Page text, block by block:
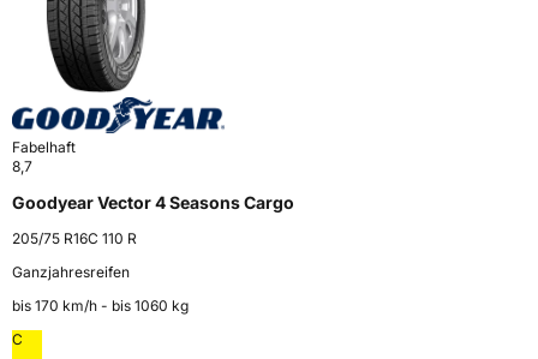
Fabelhaft
8,7
Goodyear Vector 4 Seasons Cargo
205/75 R16C 110 R
Ganzjahresreifen
bis 170 km⁠/⁠h - bis 1060 kg
C